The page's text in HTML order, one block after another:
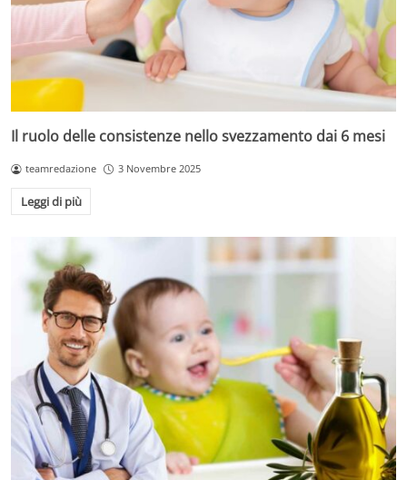
Il ruolo delle consistenze nello svezzamento dai 6 mesi
teamredazione 3 Novembre 2025
Leggi di più